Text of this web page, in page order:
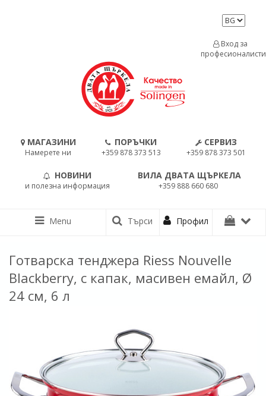
МАГАЗИНИ
Намерете ни
ПОРЪЧКИ
+359 878 373 513
СЕРВИЗ
+359 878 373 501
НОВИНИ
и полезна информация
ВИЛА ДВАТА ЩЪРКЕЛА
+359 888 660 680
Вход за
професионалисти
Menu Търси Профил
Готварска тенджера Riess Nouvelle
Blackberry, с капак, масивен емайл, Ø
24 см, 6 л